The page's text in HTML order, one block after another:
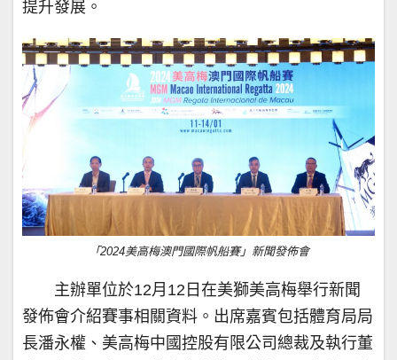
提升發展。
「2024美高梅澳門國際帆船賽」新聞發佈會
主辦單位於12月12日在美獅美高梅舉行新聞
發佈會介紹賽事相關資料。出席嘉賓包括體育局局
長潘永權、美高梅中國控股有限公司總裁及執行董